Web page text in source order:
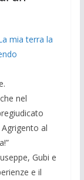
nel
al
Gubi e
e il